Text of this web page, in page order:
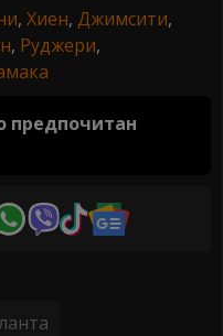
, Хиен, Джимсити,
, Руджери,
предпочитан